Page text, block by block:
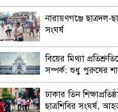
নারায়ণগঞ্জে ছাত্রদল-
সংঘর্ষ
বিয়ের মিথ্যা
সম্পর্ক: শুধু পুরুষের
অবৈধ নয় জানতে
রুল
ঢাকার তিন
ছাত্রশিবির সংঘর্ষ,